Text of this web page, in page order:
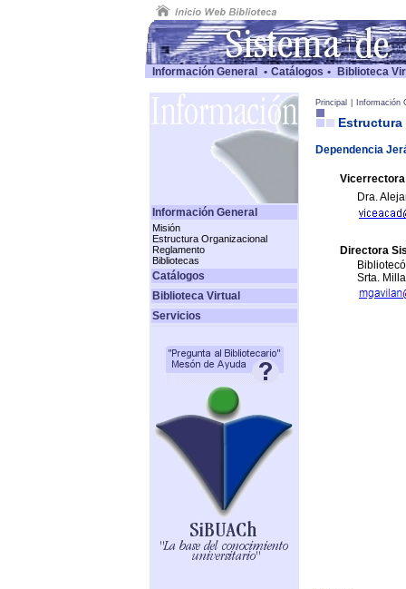
Información General • Catálogos • Biblioteca
Información General
Misión
Estructura Organizacional
Reglamento
Bibliotecas
Catálogos
Biblioteca Virtual
Servicios
Principal Información
Dependencia
Vicerrectora
Dra.
Directora
Srta.